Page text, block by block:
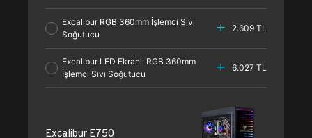
Excalibur RGB 360mm İşlemci Sıvı
Soğutucu
2.609 TL
Excalibur LED Ekranlı RGB 360mm
İşlemci Sıvı Soğutucu
6.027 TL
Excalibur E750